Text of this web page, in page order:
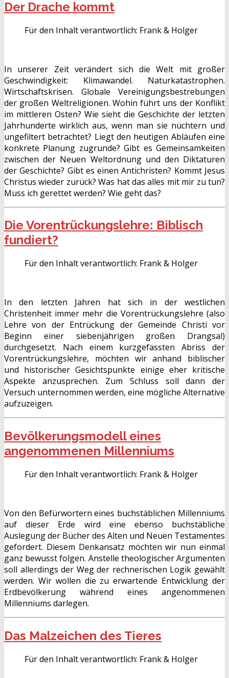
Der Drache kommt
Für den Inhalt verantwortlich: Frank & Holger
In unserer Zeit verändert sich die Welt mit großer
Geschwindigkeit: Klimawandel. Naturkatastrophen.
Wirtschaftskrisen. Globale Vereinigungsbestrebungen
der großen Weltreligionen. Wohin führt uns der Konflikt
im mittleren Osten? Wie sieht die Geschichte der letzten
Jahrhunderte wirklich aus, wenn man sie nüchtern und
ungefiltert betrachtet? Liegt den heutigen Abläufen eine
konkrete Planung zugrunde? Gibt es Gemeinsamkeiten
zwischen der Neuen Weltordnung und den Diktaturen
der Geschichte? Gibt es einen Antichristen? Kommt Jesus
Christus wieder zurück? Was hat das alles mit mir zu tun?
Muss ich gerettet werden? Wie geht das?
Die Vorentrückungslehre: Biblisch
fundiert?
Für den Inhalt verantwortlich: Frank & Holger
In den letzten Jahren hat sich in der westlichen
Christenheit immer mehr die Vorentrückungslehre (also
Lehre von der Entrückung der Gemeinde Christi vor
Beginn einer siebenjährigen großen Drangsal)
durchgesetzt. Nach einem kurzgefassten Abriss der
Vorentrückungslehre, möchten wir anhand biblischer
und historischer Gesichtspunkte einige eher kritische
Aspekte anzusprechen. Zum Schluss soll dann der
Versuch unternommen werden, eine mögliche Alternative
aufzuzeigen.
Bevölkerungsmodell eines
angenommenen Millenniums
Für den Inhalt verantwortlich: Frank & Holger
Von den Befürwortern eines buchstäblichen Millenniums
auf dieser Erde wird eine ebenso buchstäbliche
Auslegung der Bücher des Alten und Neuen Testamentes
gefordert. Diesem Denkansatz möchten wir nun einmal
ganz bewusst folgen. Anstelle theologischer Argumenten
soll allerdings der Weg der rechnerischen Logik gewählt
werden. Wir wollen die zu erwartende Entwicklung der
Erdbevölkerung während eines angenommenen
Millenniums darlegen.
Das Malzeichen des Tieres
Für den Inhalt verantwortlich: Frank & Holger